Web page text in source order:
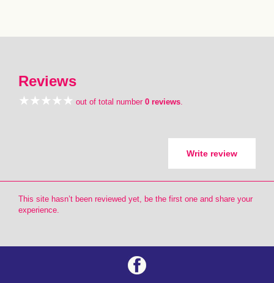
Reviews
out of total number 0 reviews.
Write review
This site hasn’t been reviewed yet, be the first one and share your
experience.